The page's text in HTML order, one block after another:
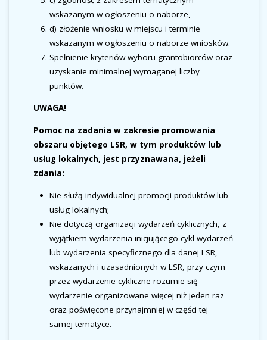
wskazanym w ogłoszeniu o naborze,
d) złożenie wniosku w miejscu i terminie
wskazanym w ogłoszeniu o naborze wniosków.
Spełnienie kryteriów wyboru grantobiorców oraz
uzyskanie minimalnej wymaganej liczby
punktów.
UWAGA!
Pomoc na zadania w zakresie promowania
obszaru objętego LSR, w tym produktów lub
usług lokalnych, jest przyznawana, jeżeli
zdania:
Nie służą indywidualnej promocji produktów lub
usług lokalnych;
Nie dotyczą organizacji wydarzeń cyklicznych, z
wyjątkiem wydarzenia inicjującego cykl wydarzeń
lub wydarzenia specyficznego dla danej LSR,
wskazanych i uzasadnionych w LSR, przy czym
przez wydarzenie cykliczne rozumie się
wydarzenie organizowane więcej niż jeden raz
oraz poświęcone przynajmniej w części tej
samej tematyce.